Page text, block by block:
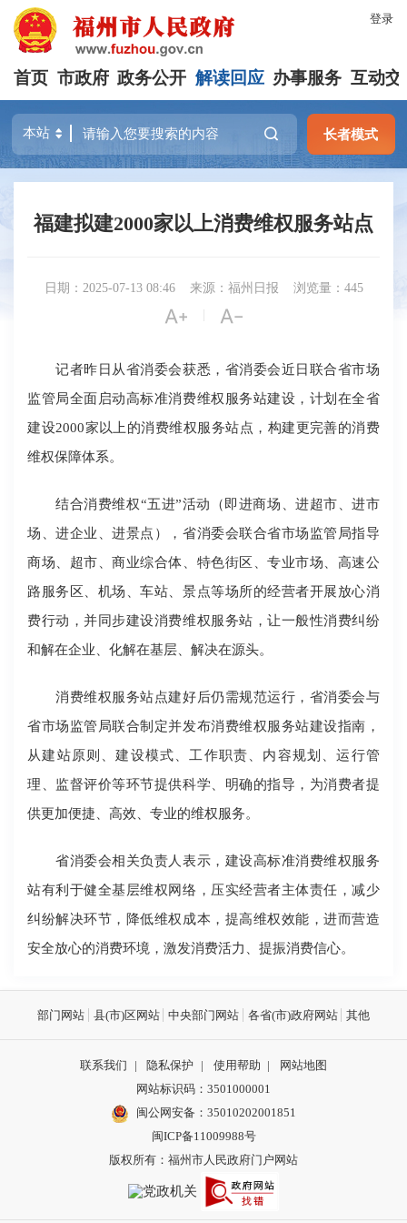
登录
首页 市政府 政务公开 解读回应 办事服务 互动交
长者模式
福建拟建2000家以上消费维权服务站点
日期：2025-07-13 08:46 来源：福州日报 浏览量：445
 | 
记者昨日从省消委会获悉，省消委会近日联合省市场
监管局全面启动高标准消费维权服务站建设，计划在全省
建设2000家以上的消费维权服务站点，构建更完善的消费
维权保障体系。
结合消费维权“五进”活动（即进商场、进超市、进市
场、进企业、进景点），省消委会联合省市场监管局指导
商场、超市、商业综合体、特色街区、专业市场、高速公
路服务区、机场、车站、景点等场所的经营者开展放心消
费行动，并同步建设消费维权服务站，让一般性消费纠纷
和解在企业、化解在基层、解决在源头。
消费维权服务站点建好后仍需规范运行，省消委会与
省市场监管局联合制定并发布消费维权服务站建设指南，
从建站原则、建设模式、工作职责、内容规划、运行管
理、监督评价等环节提供科学、明确的指导，为消费者提
供更加便捷、高效、专业的维权服务。
省消委会相关负责人表示，建设高标准消费维权服务
站有利于健全基层维权网络，压实经营者主体责任，减少
纠纷解决环节，降低维权成本，提高维权效能，进而营造
安全放心的消费环境，激发消费活力、提振消费信心。
部门网站 县(市)区网站 中央部门网站 各省(市)政府网站 其他
联系我们 | 隐私保护 | 使用帮助 |
网站地图
网站标识码：3501000001
闽公网安备： 35010202001851
闽ICP备11009988号
版权所有：福州市人民政府门户网站